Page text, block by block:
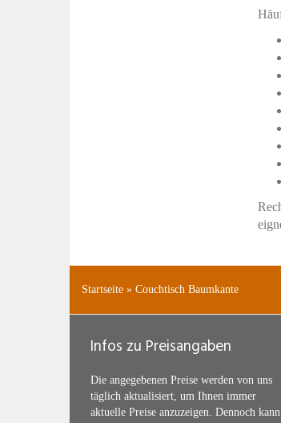
Startseite » Couchtisch Baumkante
Infos zu Preisangaben
Die angegebenen Preise werden von uns
täglich aktualisiert, um Ihnen immer
aktuelle Preise anzuzeigen. Dennoch kann